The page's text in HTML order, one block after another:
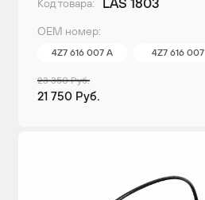
Код товара:
ОЕМ номер:
4Z7 616 007 A 4Z7 616 007
23 350 Руб.
21 750 Руб.